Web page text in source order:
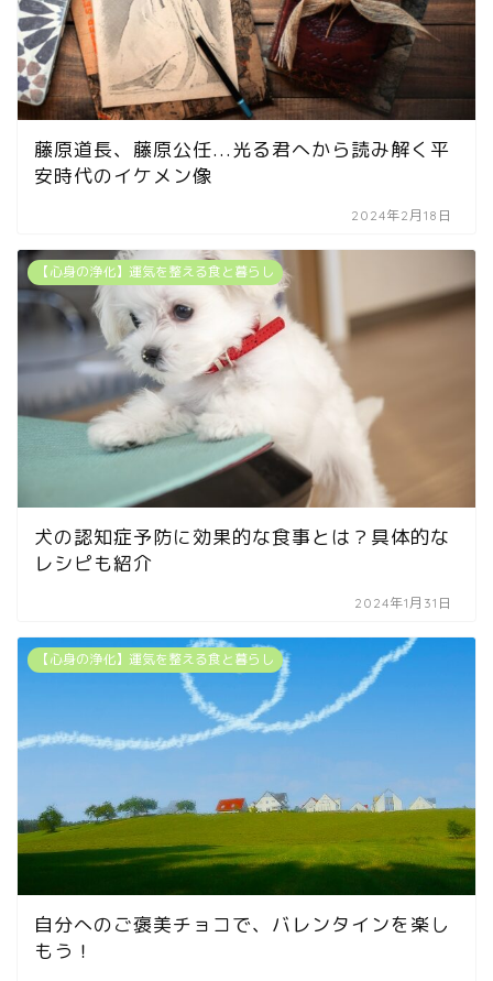
藤原道長、藤原公任...光る君へから読み解く平
安時代のイケメン像
2024年2月18日
【心身の浄化】運気を整える食と暮らし
犬の認知症予防に効果的な食事とは？具体的な
レシピも紹介
2024年1月31日
【心身の浄化】運気を整える食と暮らし
自分へのご褒美チョコで、バレンタインを楽し
もう！